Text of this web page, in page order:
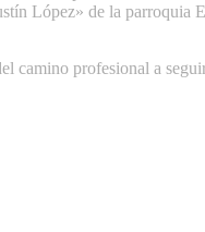
López» de la parroquia
camino profesional a